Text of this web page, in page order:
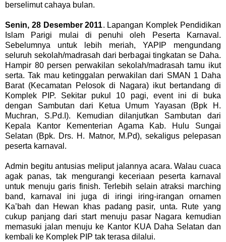
berselimut cahaya bulan.
Senin, 28 Desember 2011. Lapangan Komplek Pendidikan
Islam Parigi mulai di penuhi oleh Peserta Karnaval.
Sebelumnya untuk lebih meriah, YAPIP mengundang
seluruh sekolah/madrasah dari berbagai tingkatan se Daha.
Hampir 80 persen perwakilan sekolah/madrasah tamu ikut
serta. Tak mau ketinggalan perwakilan dari SMAN 1 Daha
Barat (Kecamatan Pelosok di Nagara) ikut bertandang di
Komplek PIP. Sekitar pukul 10 pagi, event ini di buka
dengan Sambutan dari Ketua Umum Yayasan (Bpk H.
Muchran, S.Pd.I). Kemudian dilanjutkan Sambutan dari
Kepala Kantor Kementerian Agama Kab. Hulu Sungai
Selatan (Bpk. Drs. H. Matnor, M.Pd), sekaligus pelepasan
peserta karnaval.
Admin begitu antusias meliput jalannya acara. Walau cuaca
agak panas, tak mengurangi keceriaan peserta karnaval
untuk menuju garis finish. Terlebih selain atraksi marching
band, karnaval ini juga di iringi iring-irangan ornamen
Ka’bah dan Hewan khas padang pasir, unta. Rute yang
cukup panjang dari start menuju pasar Nagara kemudian
memasuki jalan menuju ke Kantor KUA Daha Selatan dan
kembali ke Komplek PIP tak terasa dilalui.